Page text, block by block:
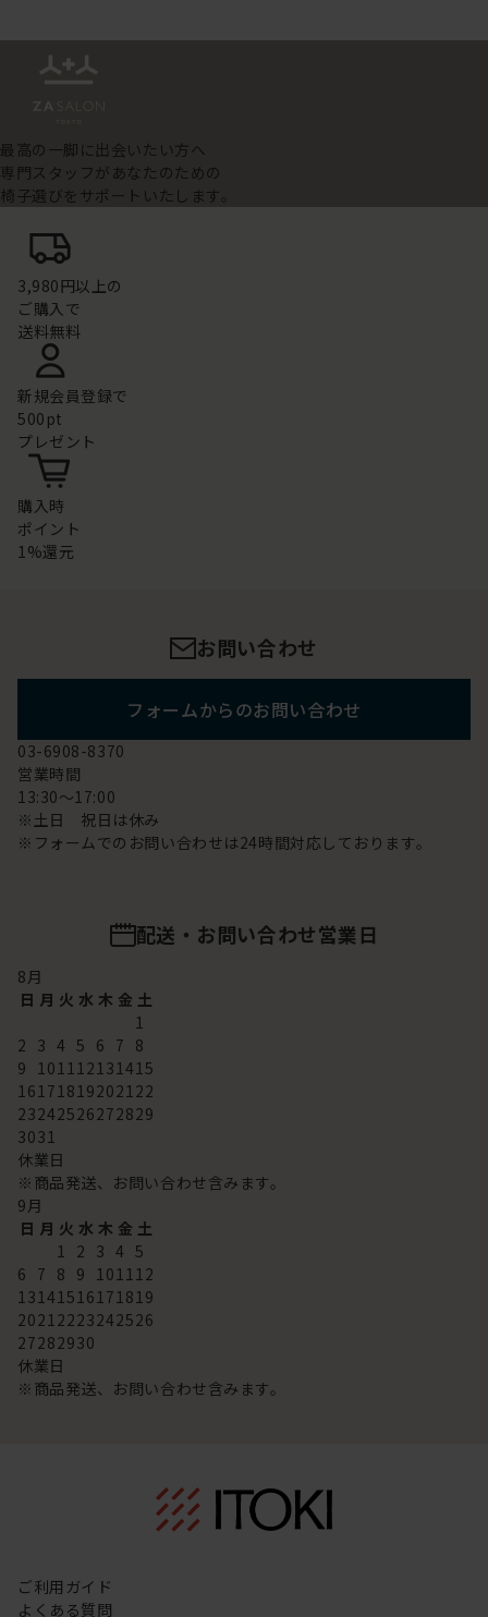
最高の一脚に出会いたい方へ
専門スタッフがあなたのための
椅子選びをサポートいたします。
3,980円以上の
ご購入で
送料無料
新規会員登録で
500pt
プレゼント
購入時
ポイント
1%還元
お問い合わせ
フォームからのお問い合わせ
03-6908-8370
営業時間
13:30～17:00
※土日 祝日は休み
※フォームでのお問い合わせは24時間対応しております。
配送・お問い合わせ営業日
8月
日 月 火 水 木 金 土
1
2 3 4 5 6 7 8
9 101112131415
16171819202122
23242526272829
3031
休業日
※商品発送、お問い合わせ含みます。
9月
日 月 火 水 木 金 土
1 2 3 4 5
6 7 8 9 101112
13141516171819
20212223242526
27282930
休業日
※商品発送、お問い合わせ含みます。
ご利用ガイド
よくある質問